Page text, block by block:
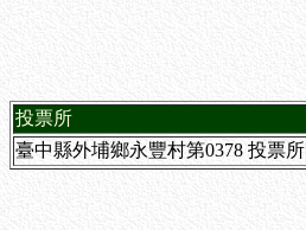
投票所
臺中縣外埔鄉永豐村第0378 投票所